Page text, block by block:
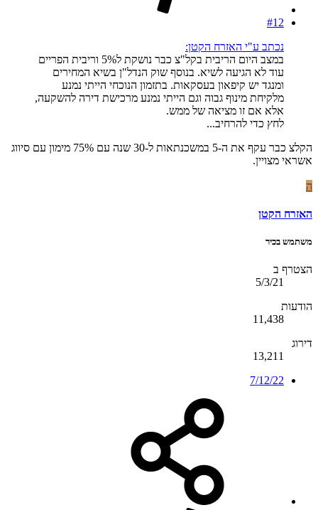
#12
נכתב ע"י האזרח הקטן:
במצב היום הריבית בקל"צ כבר נושקת ל5% וריבית הפריים
עוד לא הגיעה לשיא. בנוסף שוק הנדל"ן בשיא המחירים
ומנגד יש קיפאון בעסקאות. בתזמון הנוכחי הייתי נמנע
מלקיחת מינוף גבוה וגם הייתי נמנע מרכישת דירה להשקעה,
אלא אם זו מציאה של ממש.
לחץ כדי להרחיב...
הקלצ כבר עקף את ה-5 במשכנתאות ל-30 שנה עם 75% מימון עם סיווג
אשראי מצויין.
ה
האזרח הקטן
משתמש בכיר
הצטרף ב
5/3/21
הודעות
11,438
דירוג
13,211
7/12/22